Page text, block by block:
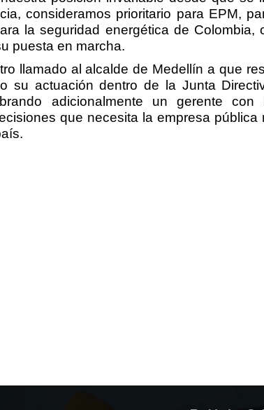
consideramos prioritario para EPM,
la seguridad energética de Colombia,
puesta en marcha.
llamado al alcalde de Medellín a que
su actuación dentro de la Junta
adicionalmente un gerente con
que necesita la empresa pública